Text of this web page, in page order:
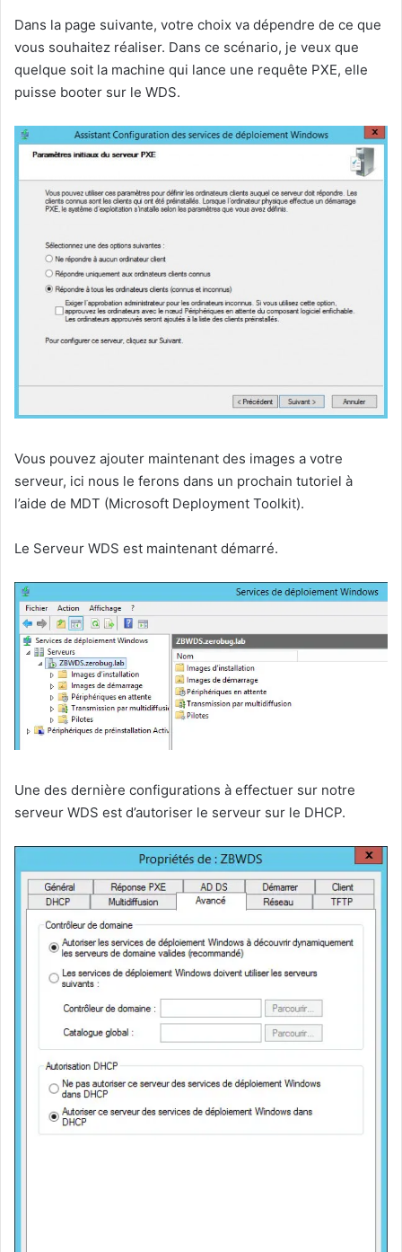
Dans la page suivante, votre choix va dépendre de ce que
vous souhaitez réaliser. Dans ce scénario, je veux que
quelque soit la machine qui lance une requête PXE, elle
puisse booter sur le WDS.
Vous pouvez ajouter maintenant des images a votre
serveur, ici nous le ferons dans un prochain tutoriel à
l’aide de MDT (Microsoft Deployment Toolkit).
Le Serveur WDS est maintenant démarré.
Une des dernière configurations à effectuer sur notre
serveur WDS est d’autoriser le serveur sur le DHCP.